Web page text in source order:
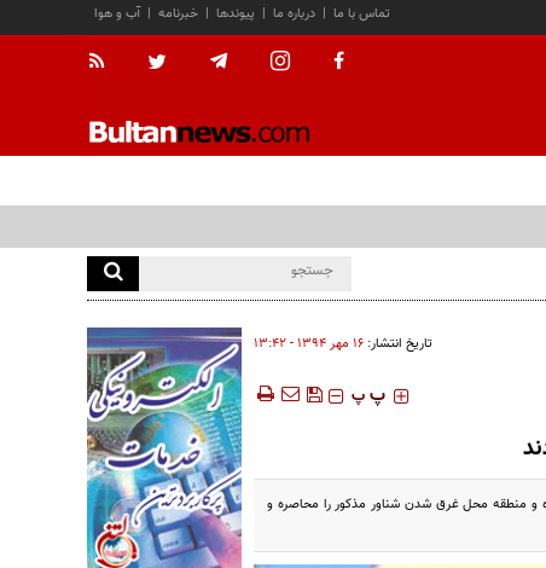
آب و هوا | خبرنامه | پیوندها | درباره ما | تماس با ما
تاریخ انتشار: ۱۶ مهر ۱۳۹۴ - ۱۳:۴۲
‍‍‍ پ پ
و منطقه محل غرق شدن شناور مذکور را محاصره و